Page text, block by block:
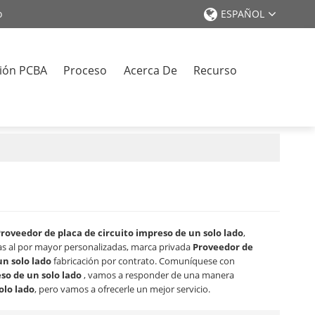
ESPAÑOL
PCBA Proceso Acerca De
Recurso
de placa de circuito impreso de un solo lado,
al por mayor personalizadas, marca privada Proveedor de
solo ladofabricación por contrato. Comuníquese con
de un solo lado, vamos a responder de una manera
lado, pero vamos a ofrecerle un mejor servicio.